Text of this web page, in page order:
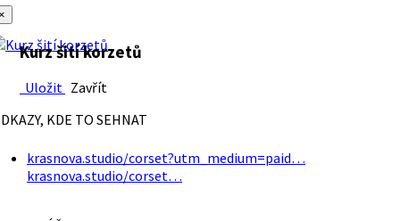
Kurz šití korzetů
Uložit Zavřít
KDE TO SEHNAT
krasnova.studio/corset?utm_medium=paid…
krasnova.studio/corset…